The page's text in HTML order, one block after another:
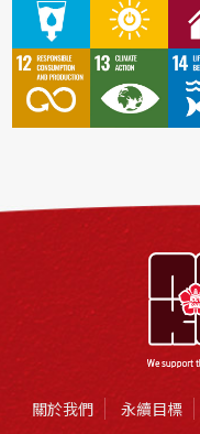
關於我們 永續目標